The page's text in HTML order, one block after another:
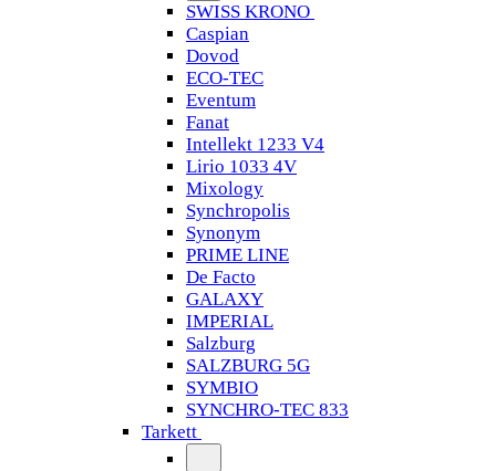
SWISS KRONO
Caspian
Dovod
ECO-TEC
Eventum
Fanat
Intellekt 1233 V4
Lirio 1033 4V
Mixology
Synchropolis
Synonym
PRIME LINE
De Facto
GALAXY
IMPERIAL
Salzburg
SALZBURG 5G
SYMBIO
SYNCHRO-TEC 833
Tarkett